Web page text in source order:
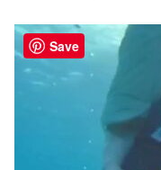
Save